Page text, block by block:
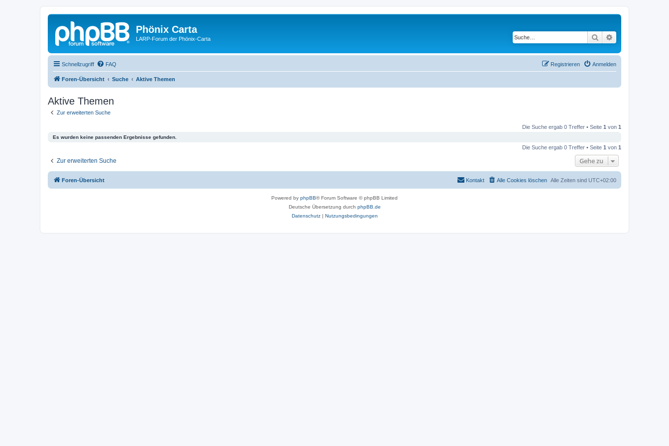
Phönix Carta
LARP-Forum der Phönix-Carta Suche
Schnellzugriff FAQ Anmelden
Registrieren
Foren-Übersicht Suche Aktive Themen
Aktive Themen
Zur erweiterten Suche
Die Suche ergab 0 Treffer • Seite 1 von 1
Es wurden keine passenden Ergebnisse gefunden.
Die Suche ergab 0 Treffer • Seite 1 von 1
Zur erweiterten Suche Gehe zu
Foren-Übersicht Alle Zeiten sind UTC+02:00
Alle Cookies löschen
Kontakt
Powered by phpBB® Forum Software © phpBB Limited
Deutsche Übersetzung durch phpBB.de
Datenschutz| Nutzungsbedingungen